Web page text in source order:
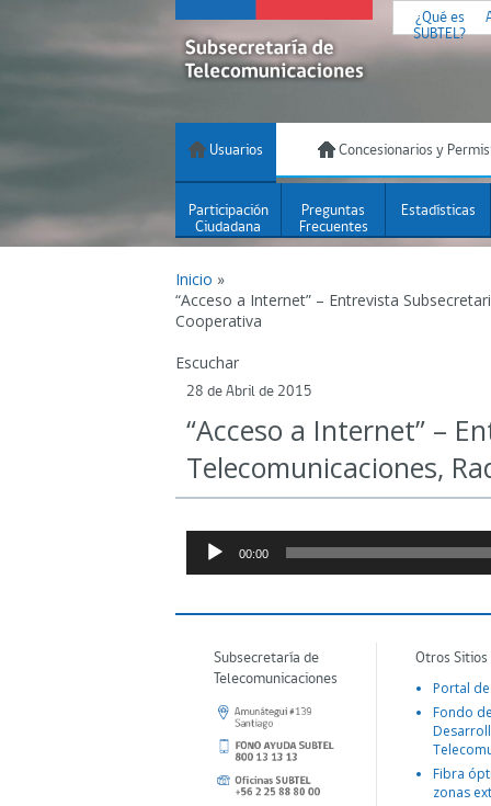
¿Qué es
SUBTEL?
Usuarios Concesionarios y
Participación
Ciudadana
Preguntas
Frecuentes
Estadísticas
Inicio »
“Acceso a Internet” – Entrevista
Cooperativa
Escuchar
28 de Abril de 2015
“Acceso a Internet” –
Telecomunicaciones,
Reproductor
Audio
00:00
Subsecretaría de
Telecomunicaciones
Otros
Portal
Fondo
Fibra
zonas